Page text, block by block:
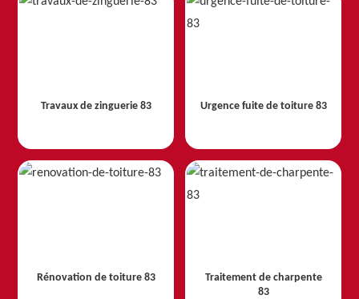
Travaux de zinguerie 83 Urgence fuite de toiture 83
Rénovation de toiture 83
Traitement de charpente
83